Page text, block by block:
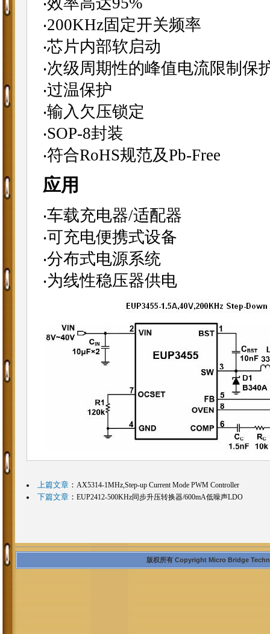
‧200KHz固定开关频率
‧芯片内部软启动
‧次级周期性的峰值电流限制保
‧过温保护
‧输入欠压锁定
‧SOP-8封装
‧符合RoHS规范及Pb-Free
应用
‧车载充电器/适配器
‧可充电便携式设备
‧分布式电源系统
‧为线性稳压器供电
上篇文章： AX5314-1MHz,Step-up Current Mode PWM Controller
下篇文章： EUP2412-500KHz同步升压转换器/600mA低噪声LDO
版权所有 Copyright Micro Bridge